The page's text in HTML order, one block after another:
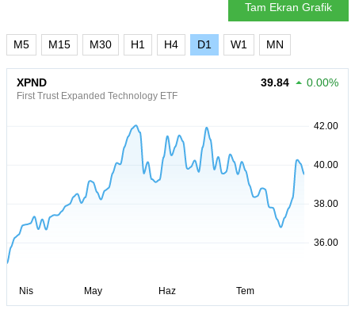
Tam Ekran Grafik
M5 M15 M30 H1 H4 D1 W1 MN
XPND
First Trust Expanded Technology ETF
39.84 0.00%